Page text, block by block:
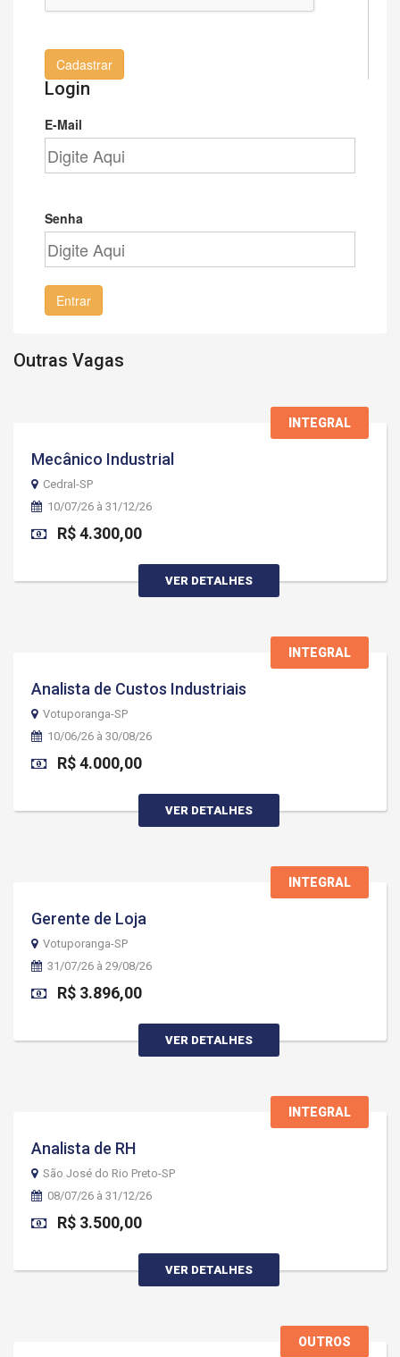
Cadastrar
Login
E-Mail
Senha
Entrar
Outras Vagas
INTEGRAL
Mecânico Industrial
Cedral-SP
10/07/26 à 31/12/26
R$ 4.300,00
VER DETALHES
INTEGRAL
Analista de Custos Industriais
Votuporanga-SP
10/06/26 à 30/08/26
R$ 4.000,00
VER DETALHES
INTEGRAL
Gerente de Loja
Votuporanga-SP
31/07/26 à 29/08/26
R$ 3.896,00
VER DETALHES
INTEGRAL
Analista de RH
São José do Rio Preto-SP
08/07/26 à 31/12/26
R$ 3.500,00
VER DETALHES
OUTROS